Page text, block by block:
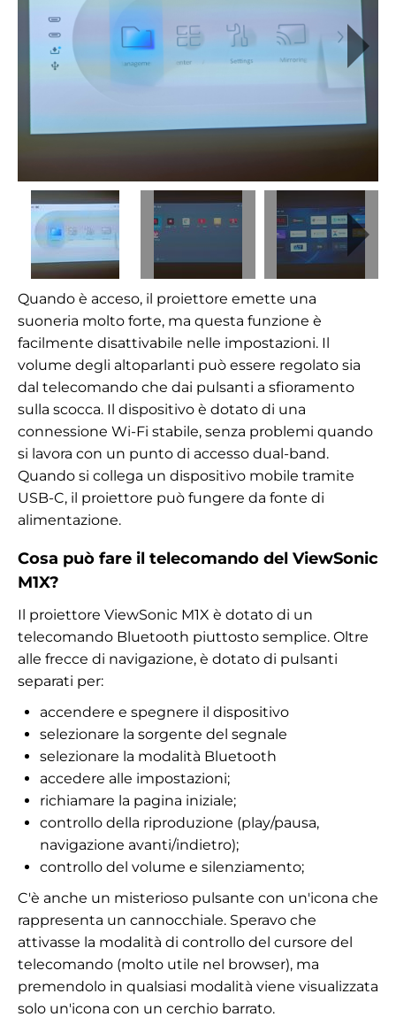
Quando è acceso, il proiettore emette una
suoneria molto forte, ma questa funzione è
facilmente disattivabile nelle impostazioni. Il
volume degli altoparlanti può essere regolato sia
dal telecomando che dai pulsanti a sfioramento
sulla scocca. Il dispositivo è dotato di una
connessione Wi-Fi stabile, senza problemi quando
si lavora con un punto di accesso dual-band.
Quando si collega un dispositivo mobile tramite
USB-C, il proiettore può fungere da fonte di
alimentazione.
Cosa può fare il telecomando del ViewSonic
M1X?
Il proiettore ViewSonic M1X è dotato di un
telecomando Bluetooth piuttosto semplice. Oltre
alle frecce di navigazione, è dotato di pulsanti
separati per:
accendere e spegnere il dispositivo
selezionare la sorgente del segnale
selezionare la modalità Bluetooth
accedere alle impostazioni;
richiamare la pagina iniziale;
controllo della riproduzione (play/pausa,
navigazione avanti/indietro);
controllo del volume e silenziamento;
C'è anche un misterioso pulsante con un'icona che
rappresenta un cannocchiale. Speravo che
attivasse la modalità di controllo del cursore del
telecomando (molto utile nel browser), ma
premendolo in qualsiasi modalità viene visualizzata
solo un'icona con un cerchio barrato.